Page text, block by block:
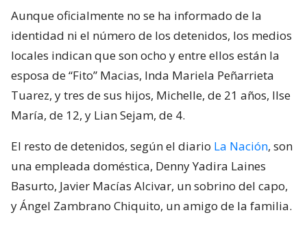
Aunque oficialmente no se ha informado de la
identidad ni el número de los detenidos, los medios
locales indican que son ocho y entre ellos están la
esposa de “Fito” Macias, Inda Mariela Peñarrieta
Tuarez, y tres de sus hijos, Michelle, de 21 años, Ilse
María, de 12, y Lian Sejam, de 4.
El resto de detenidos, según el diario La Nación, son
una empleada doméstica, Denny Yadira Laines
Basurto, Javier Macías Alcivar, un sobrino del capo,
y Ángel Zambrano Chiquito, un amigo de la familia.